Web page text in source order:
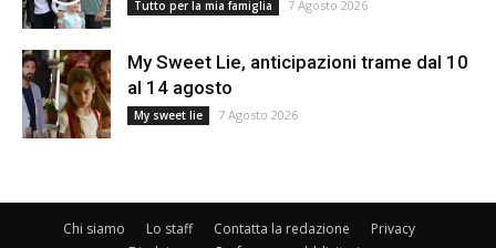
Tutto per la mia famiglia 7 Agosto 2026
My Sweet Lie, anticipazioni trame dal 10
al 14 agosto
My sweet lie 7 Agosto 2026
Chi siamo Lo staff Contatta la redazione
Privacy